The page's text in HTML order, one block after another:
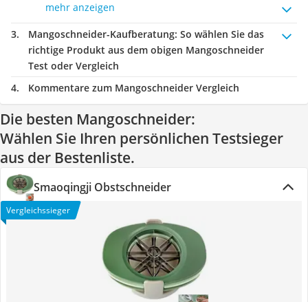
mehr anzeigen
Mangoschneider-Kaufberatung: So wählen Sie das
richtige Produkt aus dem obigen Mangoschneider
Test oder Vergleich
Kommentare zum Mangoschneider Vergleich
Die besten Mangoschneider:
Wählen Sie Ihren persönlichen Testsieger
aus der Bestenliste.
Smaoqingji Obstschneider
Vergleichssieger